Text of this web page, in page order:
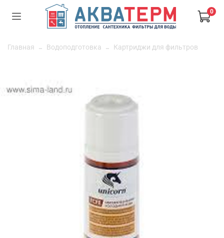
0
Главная Водоподготовка Картриджи для фильтров